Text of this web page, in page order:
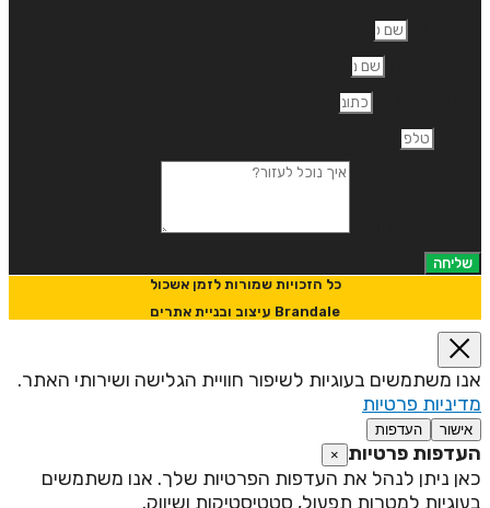
שליחה
כל הזכויות שמורות לזמן אשכול
Brandale עיצוב ובניית אתרים
משתמשים בעוגיות לשיפור חוויית הגלישה ושירותי האתר.
פרטיות
אישור העדפות
פרטיות ×
ניתן לנהל את העדפות הפרטיות שלך. אנו משתמשים
למטרות תפעול, סטטיסטיקות ושיווק.